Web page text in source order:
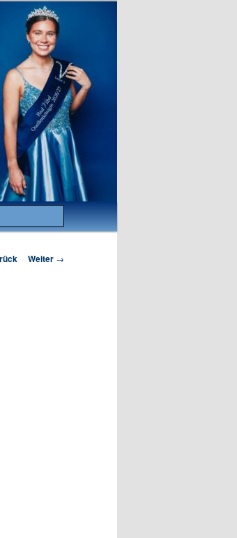
Suchen
Weiter →